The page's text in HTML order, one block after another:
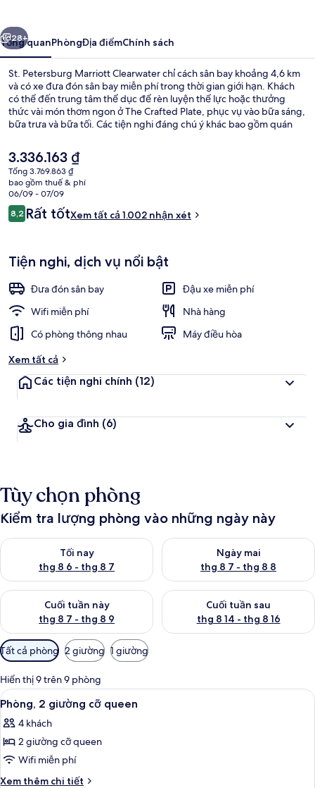
Tiếp
28+
Tổng quanPhòngĐịa điểmChính sách
St. Petersburg Marriott Clearwater chỉ cách sân bay khoảng 4,6 km
và có xe đưa đón sân bay miễn phí trong thời gian giới hạn. Khách
có thể đến trung tâm thể dục để rèn luyện thể lực hoặc thưởng
thức vài món thơm ngon ở The Crafted Plate, phục vụ vào bữa sáng,
bữa trưa và bữa tối. Các tiện nghi đáng chú ý khác bao gồm quán
cao nhân viên nhiệt tình.
Giá
hiện
tại
là
3.336.163 ₫
3.336.163 ₫
Tổng 3.769.863 ₫
bao gồm thuế & phí
06/09 - 07/09
Nhận
xét
8,28,2 trên 10,
Rất tốtXem tất cả 1.002 nhận xét
Tiện nghi, dịch vụ nổi bật
Đưa đón sân bay
Đậu xe miễn phí
Wifi miễn phí
Nhà hàng
Có phòng thông nhau
Máy điều hòa
Xem tất cả
Các tiện nghi chính (12)
Cho gia đình (6)
Tùy chọn phòng
Kiểm tra lượng phòng vào những ngày này
Tối nay
thg 8 6 - thg 8 7
Kiểm tra lượng phòng tối nay từ thg 8 6 - thg 8 7
Ngày mai
thg 8 7 - thg 8 8
Kiểm tra lượng phòng ngày
Cuối tuần này
thg 8 7 - thg 8 9
Kiểm tra lượng phòng cuối tuần này từ thg 8 7 - thg 8 9
Cuối tuần sau
thg 8 14 - thg 8 16
Kiểm tra lượng phòng cuối
Bộ
lọc
có
thể
dùng
để
lọc
tìm
phòng
Tất cả phòng 2 giường 1 giường
Hiển thị 9 trên 9 phòng
Xem
tất
cả
ảnh
Phòng,
2
Két bảo mật tại phòng, bàn, màn/
8
Phòng, 2 giường cỡ queen
4 khách
2 giường cỡ queen
Wifi miễn phí
Xem thêm chi tiết
Chi